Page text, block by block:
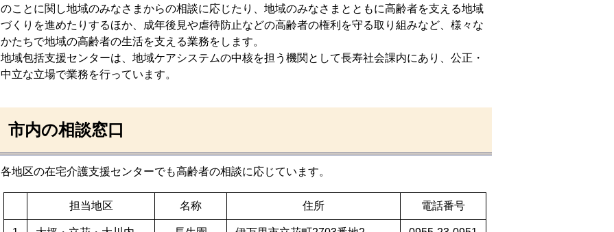
のことに関し地域のみなさまからの相談に応じたり、地域のみなさまとともに高齢者を支える地域
づくりを進めたりするほか、成年後見や虐待防止などの高齢者の権利を守る取り組みなど、様々な
かたちで地域の高齢者の生活を支える業務をします。
地域包括支援センターは、地域ケアシステムの中核を担う機関として長寿社会課内にあり、公正・
中立な立場で業務を行っています。
市内の相談窓口
各地区の在宅介護支援センターでも高齢者の相談に応じています。
担当地区 名称 住所 電話番号